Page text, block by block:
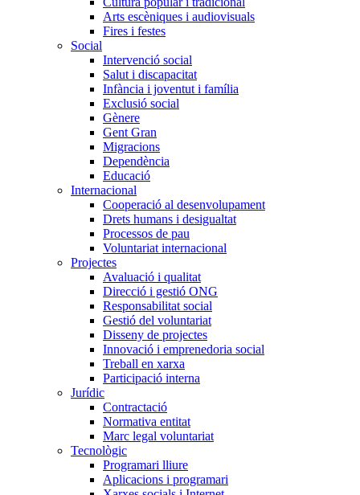
Arts escèniques i audiovisuals
Fires i festes
Social
Intervenció social
Salut i discapacitat
Infància i joventut i família
Exclusió social
Gènere
Gent Gran
Migracions
Dependència
Educació
Internacional
Cooperació al desenvolupament
Drets humans i desigualtat
Processos de pau
Voluntariat internacional
Projectes
Avaluació i qualitat
Direcció i gestió ONG
Responsabilitat social
Gestió del voluntariat
Disseny de projectes
Innovació i emprenedoria social
Treball en xarxa
Participació interna
Jurídic
Contractació
Normativa entitat
Marc legal voluntariat
Tecnològic
Programari lliure
Aplicacions i programari